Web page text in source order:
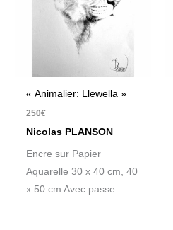
« Animalier: Llewella »
250€
Nicolas PLANSON
Encre sur Papier
Aquarelle 30 x 40 cm, 40
x 50 cm Avec passe